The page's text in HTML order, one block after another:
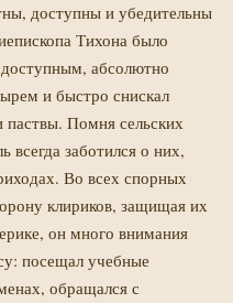
доступны и убедительны
Тихона было
абсолютно
и быстро снискал
Помня сельских
всегда заботился о них,
Во всех спорных
клириков, защищая их
он много внимания
посещал учебные
обращался с